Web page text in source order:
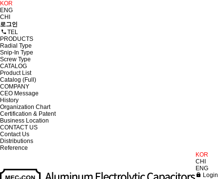
KOR
ENG
CHI
로그인
TEL
PRODUCTS
Radial Type
Snip-In Type
Screw Type
CATALOG
Product List
Catalog (Full)
COMPANY
CEO Message
History
Organization Chart
Certification & Patent
Business Location
CONTACT US
Contact Us
Distributions
Reference
KOR
CHI
ENG
Login